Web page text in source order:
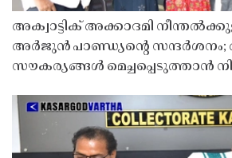
അക്വാട്ടിക് അക്കാദമി
അർജുൻ പാണ്ഡ്യൻ്റെ സന്ദർശനം;
സൗകര്യങ്ങൾ മെച്ചപ്പെടുത്താൻ